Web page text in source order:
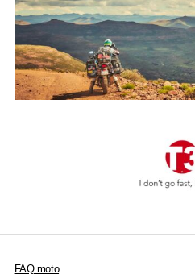
FAQ moto